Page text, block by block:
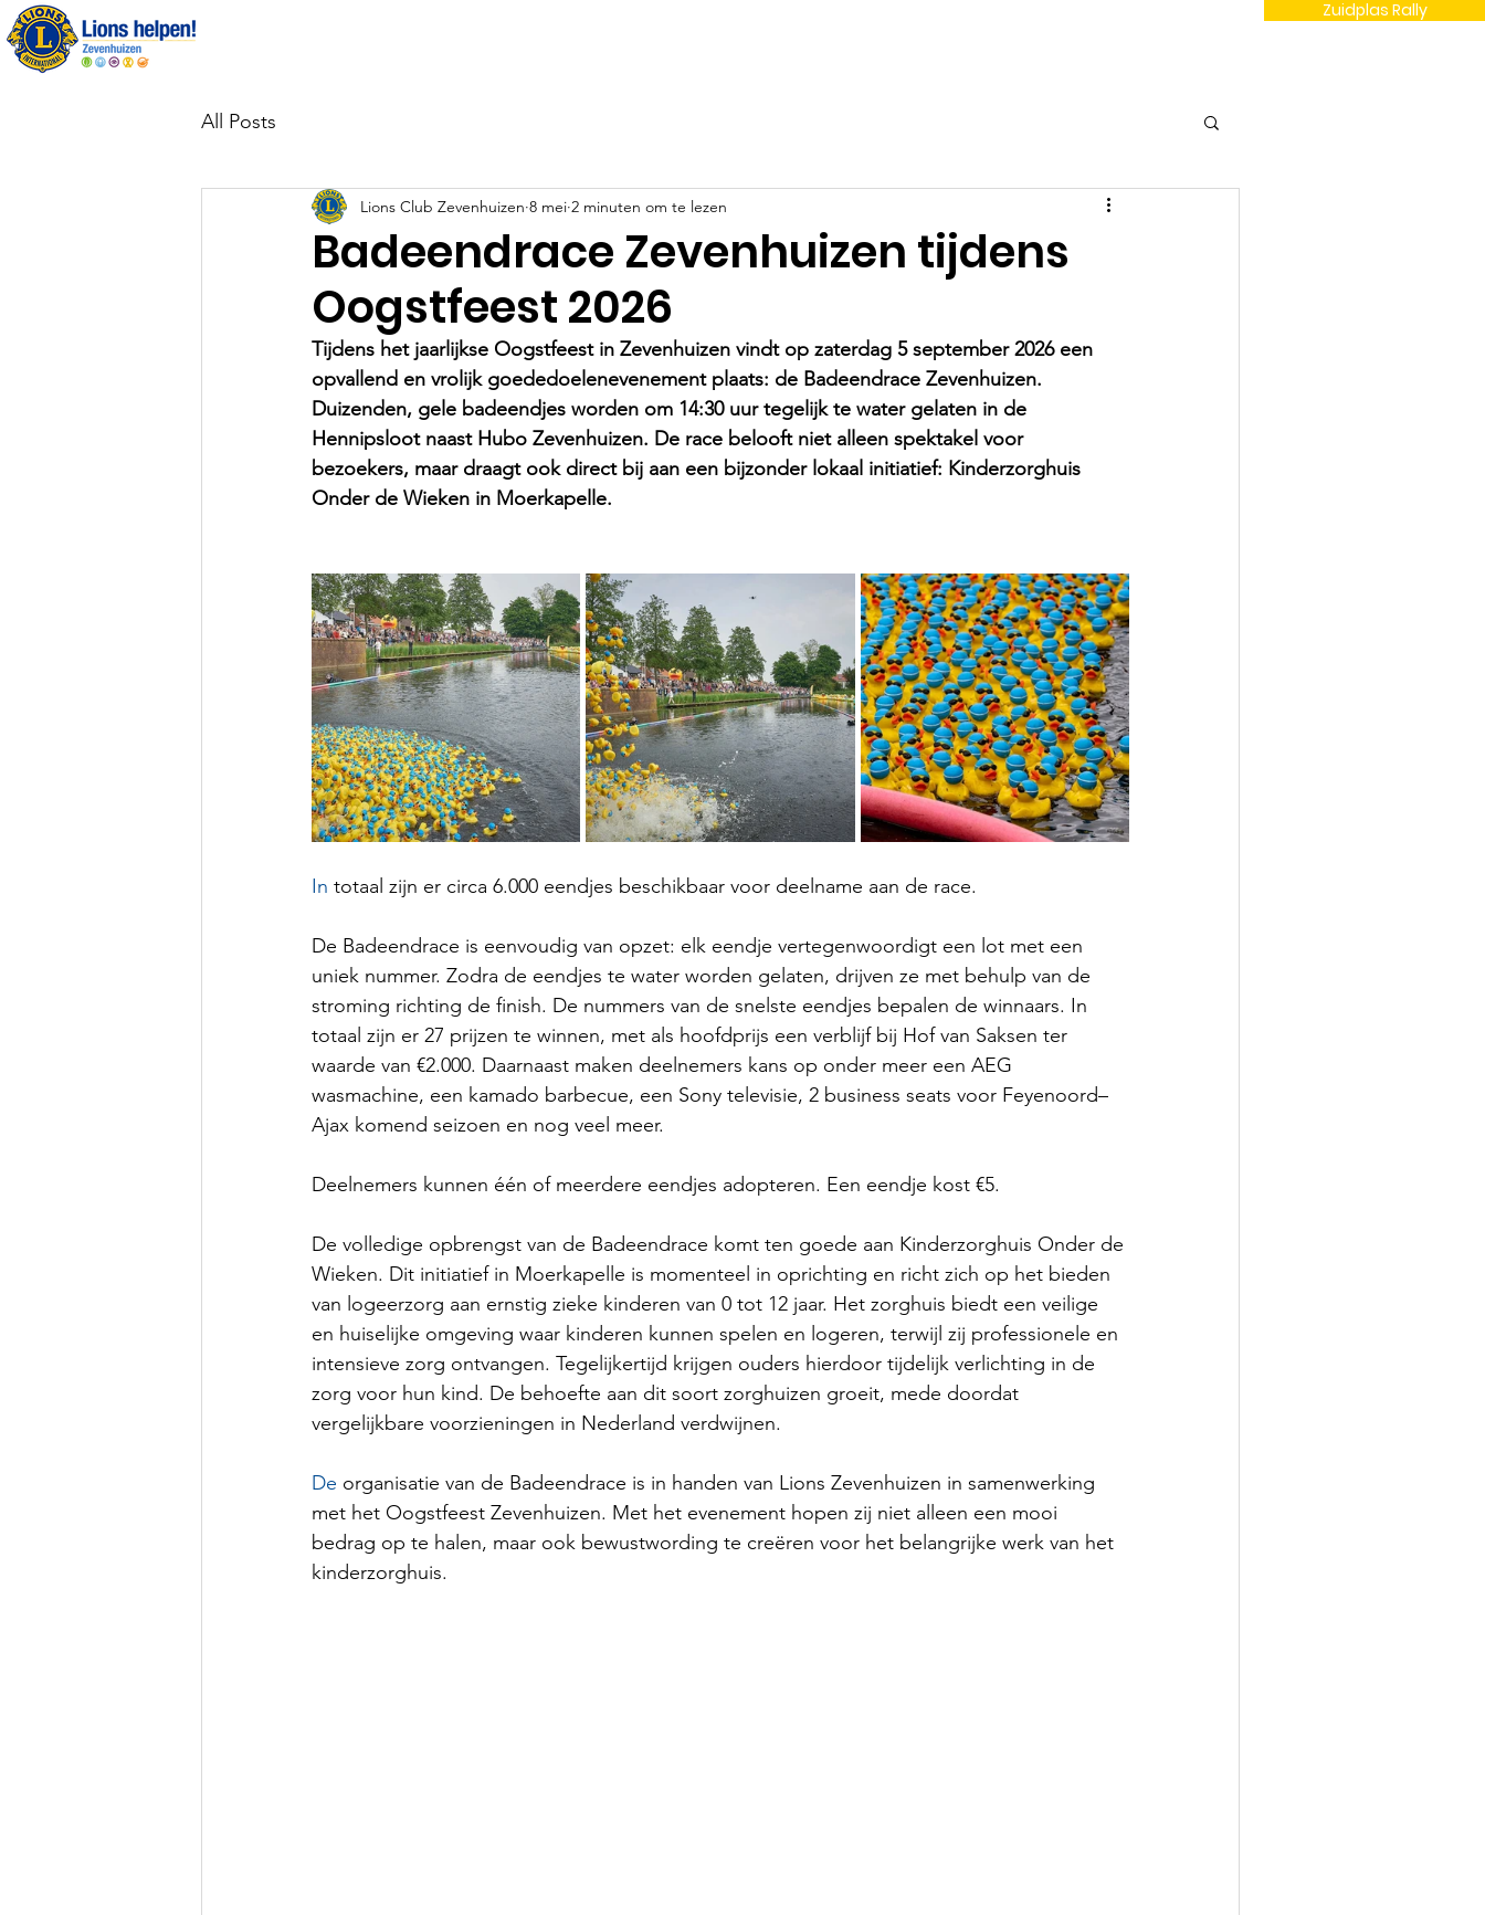
Zuidplas Rally
All Posts
Badeendrace Zevenhuizen tijdens
Oogstfeest 2026
Lions Club Zevenhuizen 8 mei 2 minuten om te lezen
Tijdens het jaarlijkse Oogstfeest in Zevenhuizen vindt op zaterdag 5 september 2026 een
opvallend en vrolijk goededoelenevenement plaats: de Badeendrace Zevenhuizen.
Duizenden, gele badeendjes worden om 14:30 uur tegelijk te water gelaten in de
Hennipsloot naast Hubo Zevenhuizen. De race belooft niet alleen spektakel voor
bezoekers, maar draagt ook direct bij aan een bijzonder lokaal initiatief: Kinderzorghuis
Onder de Wieken in Moerkapelle.
In totaal zijn er circa 6.000 eendjes beschikbaar voor deelname aan de race.
De Badeendrace is eenvoudig van opzet: elk eendje vertegenwoordigt een lot met een
uniek nummer. Zodra de eendjes te water worden gelaten, drijven ze met behulp van de
stroming richting de finish. De nummers van de snelste eendjes bepalen de winnaars. In
totaal zijn er 27 prijzen te winnen, met als hoofdprijs een verblijf bij Hof van Saksen ter
waarde van €2.000. Daarnaast maken deelnemers kans op onder meer een AEG
wasmachine, een kamado barbecue, een Sony televisie, 2 business seats voor Feyenoord–
Ajax komend seizoen en nog veel meer.
Deelnemers kunnen één of meerdere eendjes adopteren. Een eendje kost €5.
De volledige opbrengst van de Badeendrace komt ten goede aan Kinderzorghuis Onder de
Wieken. Dit initiatief in Moerkapelle is momenteel in oprichting en richt zich op het bieden
van logeerzorg aan ernstig zieke kinderen van 0 tot 12 jaar. Het zorghuis biedt een veilige
en huiselijke omgeving waar kinderen kunnen spelen en logeren, terwijl zij professionele en
intensieve zorg ontvangen. Tegelijkertijd krijgen ouders hierdoor tijdelijk verlichting in de
zorg voor hun kind. De behoefte aan dit soort zorghuizen groeit, mede doordat
vergelijkbare voorzieningen in Nederland verdwijnen.
De organisatie van de Badeendrace is in handen van Lions Zevenhuizen in samenwerking
met het Oogstfeest Zevenhuizen. Met het evenement hopen zij niet alleen een mooi
bedrag op te halen, maar ook bewustwording te creëren voor het belangrijke werk van het
kinderzorghuis.